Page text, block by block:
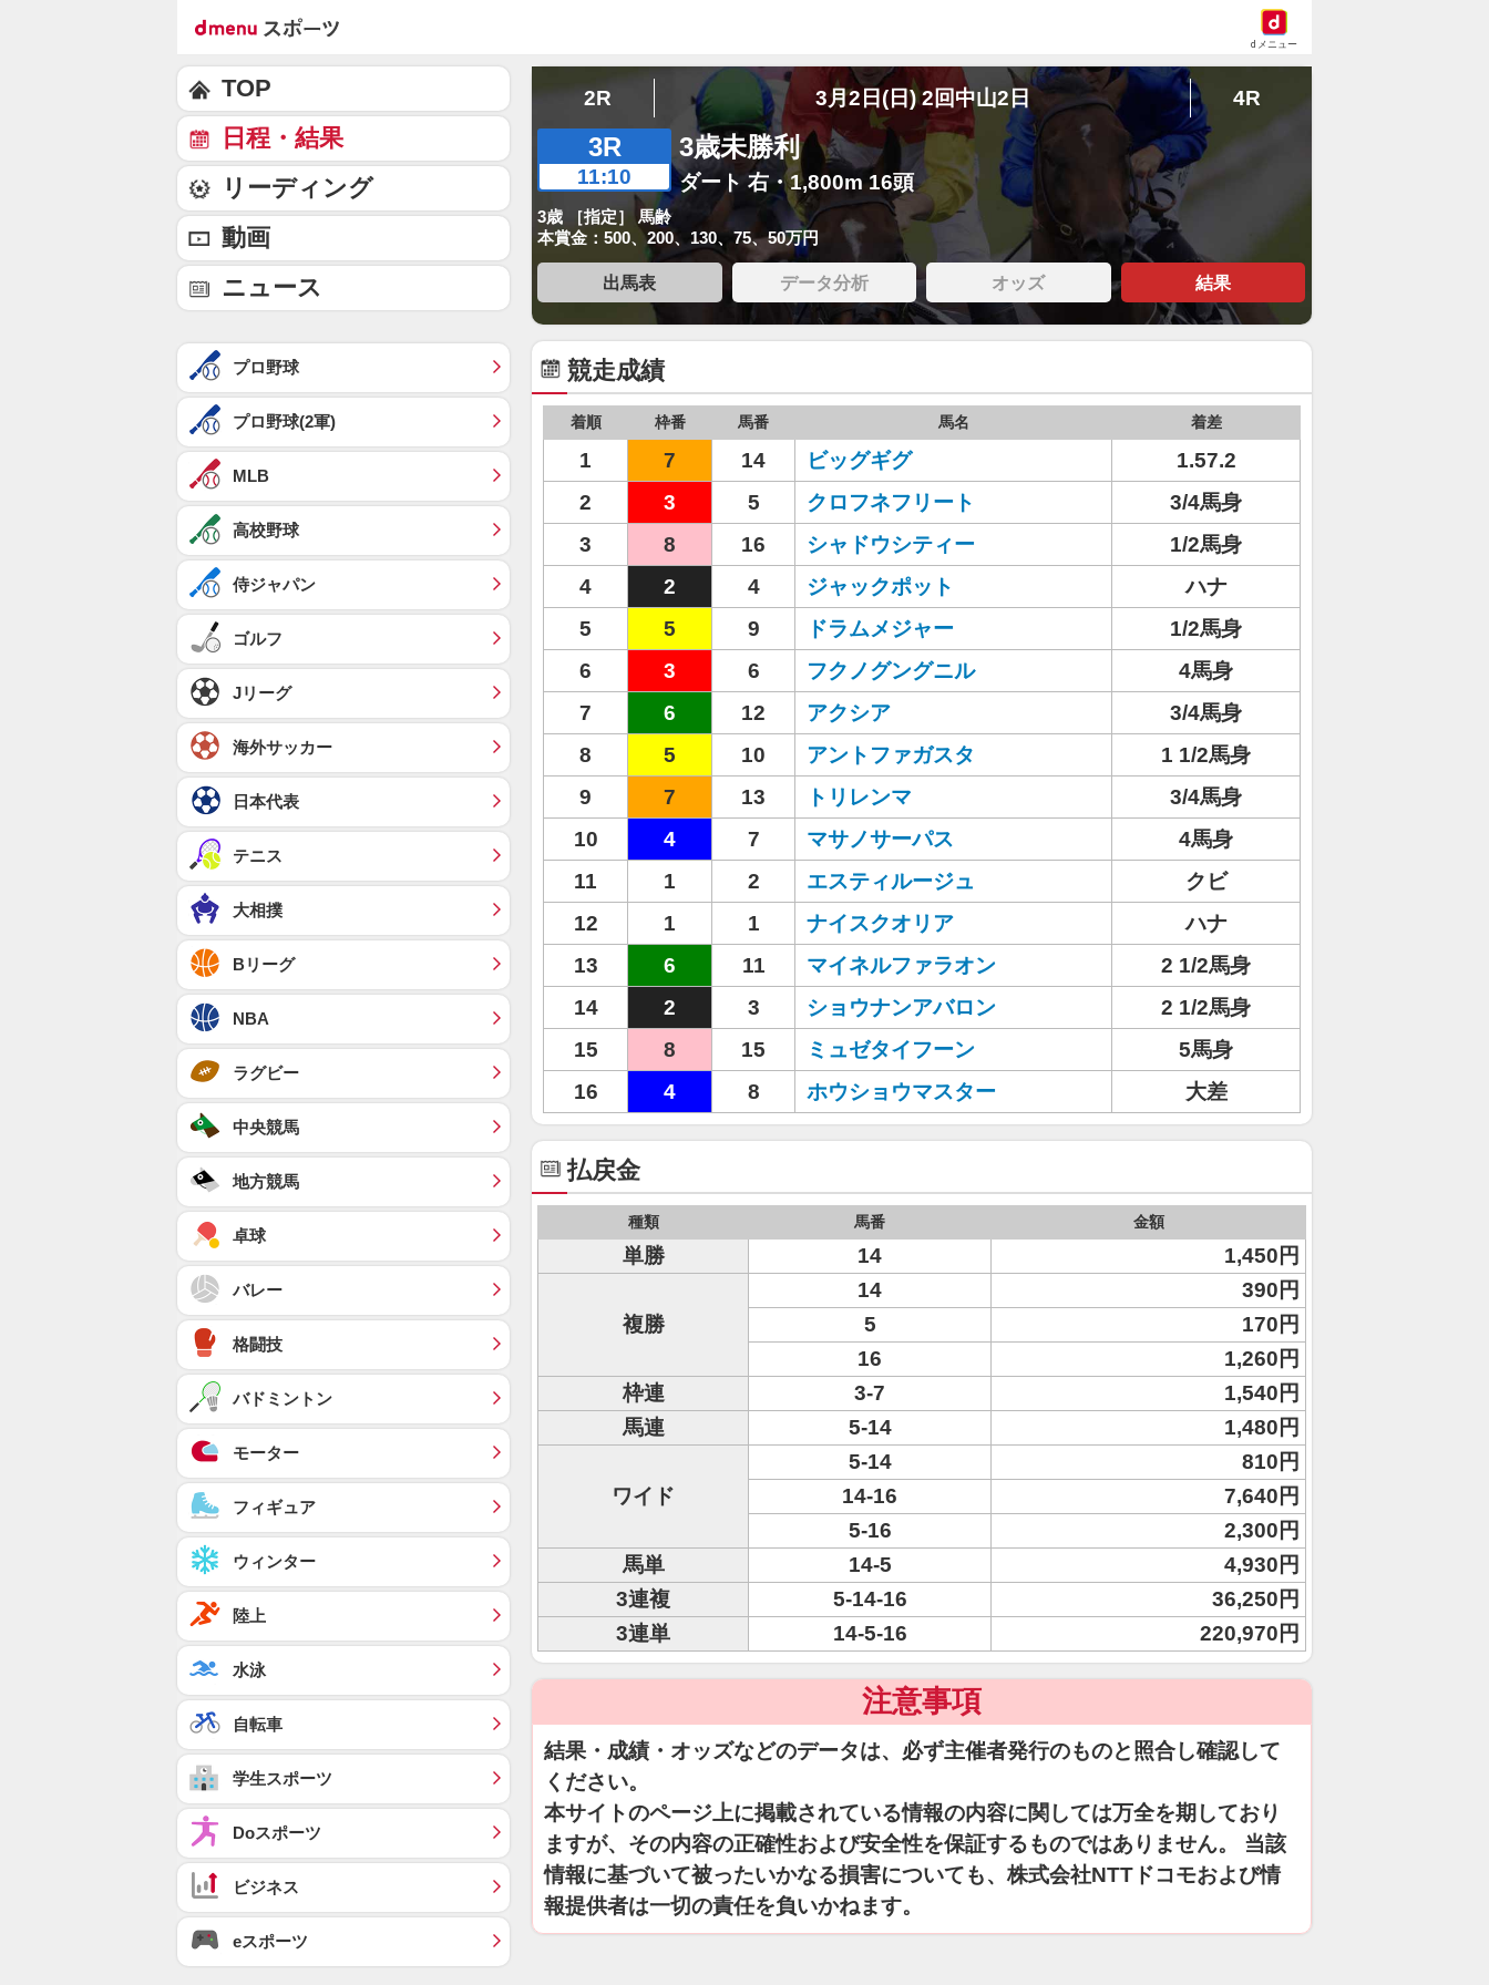
dメニュー
2R 3月2日(日) 2回中山2日 4R
3R
11:10
3歳未勝利
ダート 右・1,800m 16頭
3歳 ［指定］ 馬齢
本賞金：500、200、130、75、50万円
出馬表 データ分析 オッズ 結果
競走成績
着順 枠番 馬番 馬名 着差
1 7 14 ビッグギグ
1.57.2
2
3 5 クロフネフリート
3/4馬身
3
8 16 シャドウシティー
1/2馬身
4
2 4 ジャックポット
ハナ
5
5 9 ドラムメジャー
1/2馬身
6
3 6 フクノグングニル
4馬身
7
6 12 アクシア
3/4馬身
8
5 10 アントファガスタ
1 1/2馬身
9
7 13 トリレンマ
3/4馬身
10
4 7 マサノサーパス
4馬身
11
1 2 エスティルージュ
クビ
12
1 1 ナイスクオリア
ハナ
13
6 11 マイネルファラオン
2 1/2馬身
14
2 3 ショウナンアバロン
2 1/2馬身
15
8 15 ミュゼタイフーン
5馬身
16
4 8 ホウショウマスター 大差
払戻金
種類 馬番 金額
単勝 14 1,450円
複勝
14
390円
5
170円
16
1,260円
枠連
3-7
1,540円
馬連
5-14 1,480円
ワイド
5-14
810円
14-16
7,640円
5-16
2,300円
馬単
14-5
4,930円
3連複
5-14-16
36,250円
3連単
14-5-16 220,970円
注意事項
結果・成績・オッズなどのデータは、必ず主催者発行のものと照合し確認して
ください。
本サイトのページ上に掲載されている情報の内容に関しては万全を期しており
ますが、その内容の正確性および安全性を保証するものではありません。 当該
情報に基づいて被ったいかなる損害についても、株式会社NTTドコモおよび情
報提供者は一切の責任を負いかねます。
TOP
日程・結果
リーディング
動画
ニュース
プロ野球
プロ野球(2軍)
MLB
高校野球
侍ジャパン
ゴルフ
Jリーグ
海外サッカー
日本代表
テニス
大相撲
Bリーグ
NBA
ラグビー
中央競馬
地方競馬
卓球
バレー
格闘技
バドミントン
モーター
フィギュア
ウィンター
陸上
水泳
自転車
学生スポーツ
Doスポーツ
ビジネス
eスポーツ